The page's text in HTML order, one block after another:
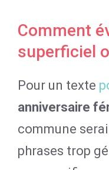
Comment
superficiel
Pour un texte
anniversaire
commune
phrases trop